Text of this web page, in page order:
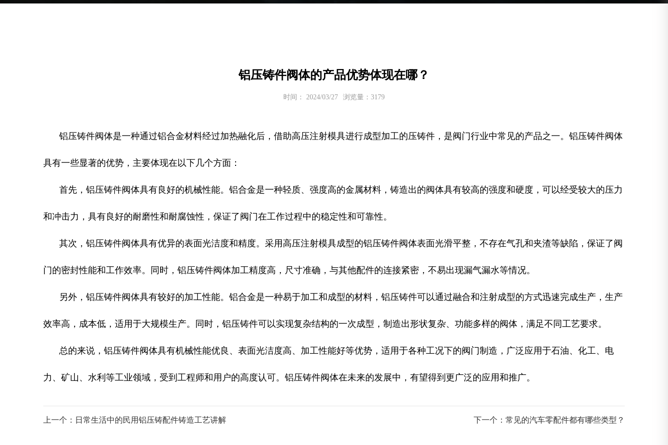
铝压铸件阀体的产品优势体现在哪？
时间： 2024/03/27 浏览量：3179
铝压铸件阀体是一种通过铝合金材料经过加热融化后，借助高压注射模具进行成型加工的压铸件，是阀门行业中常见的产品之一。铝压铸件阀体
具有一些显著的优势，主要体现在以下几个方面：
首先，铝压铸件阀体具有良好的机械性能。铝合金是一种轻质、强度高的金属材料，铸造出的阀体具有较高的强度和硬度，可以经受较大的压力
和冲击力，具有良好的耐磨性和耐腐蚀性，保证了阀门在工作过程中的稳定性和可靠性。
其次，铝压铸件阀体具有优异的表面光洁度和精度。采用高压注射模具成型的铝压铸件阀体表面光滑平整，不存在气孔和夹渣等缺陷，保证了阀
门的密封性能和工作效率。同时，铝压铸件阀体加工精度高，尺寸准确，与其他配件的连接紧密，不易出现漏气漏水等情况。
另外，铝压铸件阀体具有较好的加工性能。铝合金是一种易于加工和成型的材料，铝压铸件可以通过融合和注射成型的方式迅速完成生产，生产
效率高，成本低，适用于大规模生产。同时，铝压铸件可以实现复杂结构的一次成型，制造出形状复杂、功能多样的阀体，满足不同工艺要求。
总的来说，铝压铸件阀体具有机械性能优良、表面光洁度高、加工性能好等优势，适用于各种工况下的阀门制造，广泛应用于石油、化工、电
力、矿山、水利等工业领域，受到工程师和用户的高度认可。铝压铸件阀体在未来的发展中，有望得到更广泛的应用和推广。
上一个：日常生活中的民用铝压铸配件铸造工艺讲解 下一个：常见的汽车零配件都有哪些类型？